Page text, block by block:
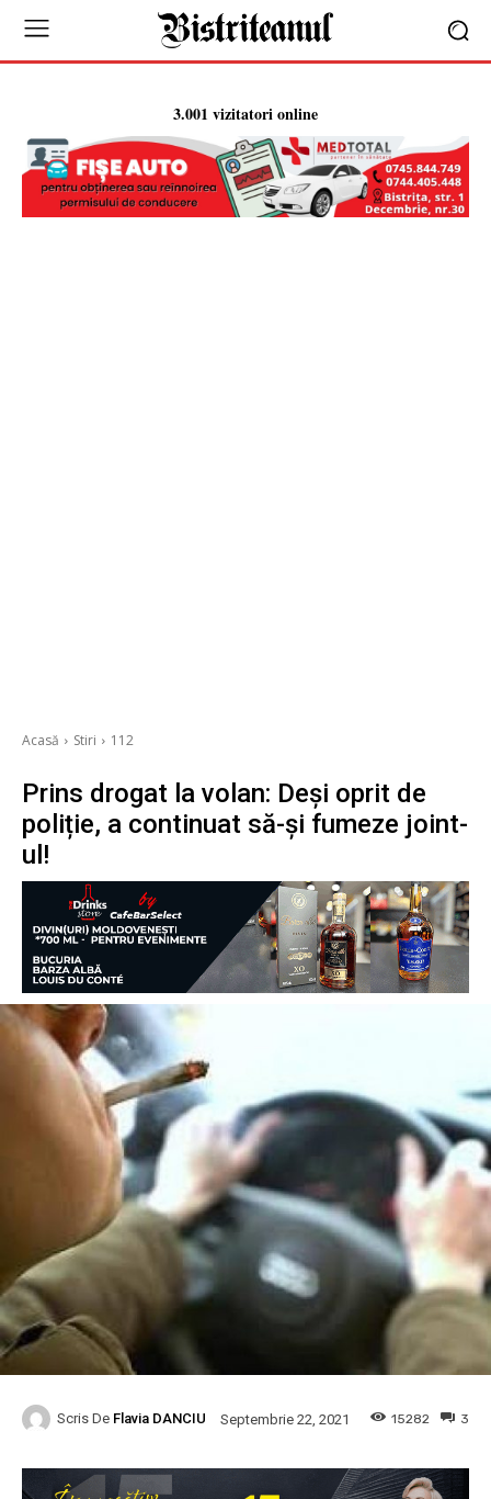
3.001 vizitatori online
Acasă Stiri 112
Prins drogat la volan: Deși oprit de
poliție, a continuat să-și fumeze joint-
ul!
Scris De Flavia DANCIU Septembrie 22, 2021 3
15282